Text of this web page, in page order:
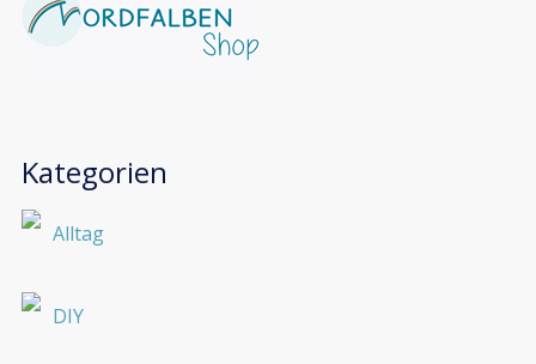
Kategorien
Alltag
DIY